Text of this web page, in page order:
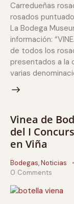
Carredueñas
rosados
La Bodega
información:
de todos los
presentados a la
varias
Vinea de
del I
en Viña
Bodegas,Noticias
0 Comments